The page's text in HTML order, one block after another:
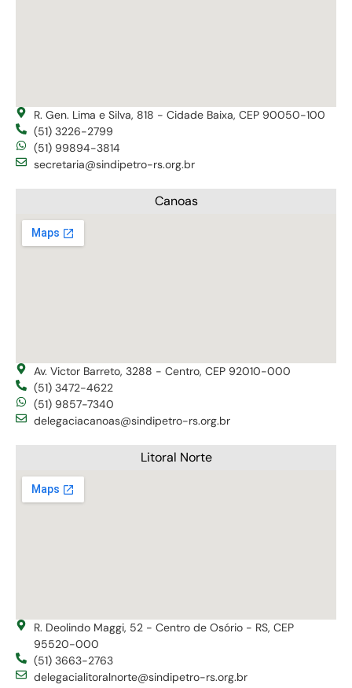
R. Gen. Lima e Silva, 818 - Cidade Baixa, CEP 90050-100
(51) 3226-2799
(51) 99894-3814
secretaria@sindipetro-rs.org.br
Canoas
Av. Victor Barreto, 3288 - Centro, CEP 92010-000
(51) 3472-4622
(51) 9857-7340
delegaciacanoas@sindipetro-rs.org.br
Litoral Norte
R. Deolindo Maggi, 52 - Centro de Osório - RS, CEP
95520-000
(51) 3663-2763
delegacialitoralnorte@sindipetro-rs.org.br